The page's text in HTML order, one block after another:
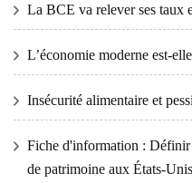
La BCE va relever ses taux
L’économie moderne est-
Insécurité alimentaire et
Fiche d'information : Définir
de patrimoine aux États-